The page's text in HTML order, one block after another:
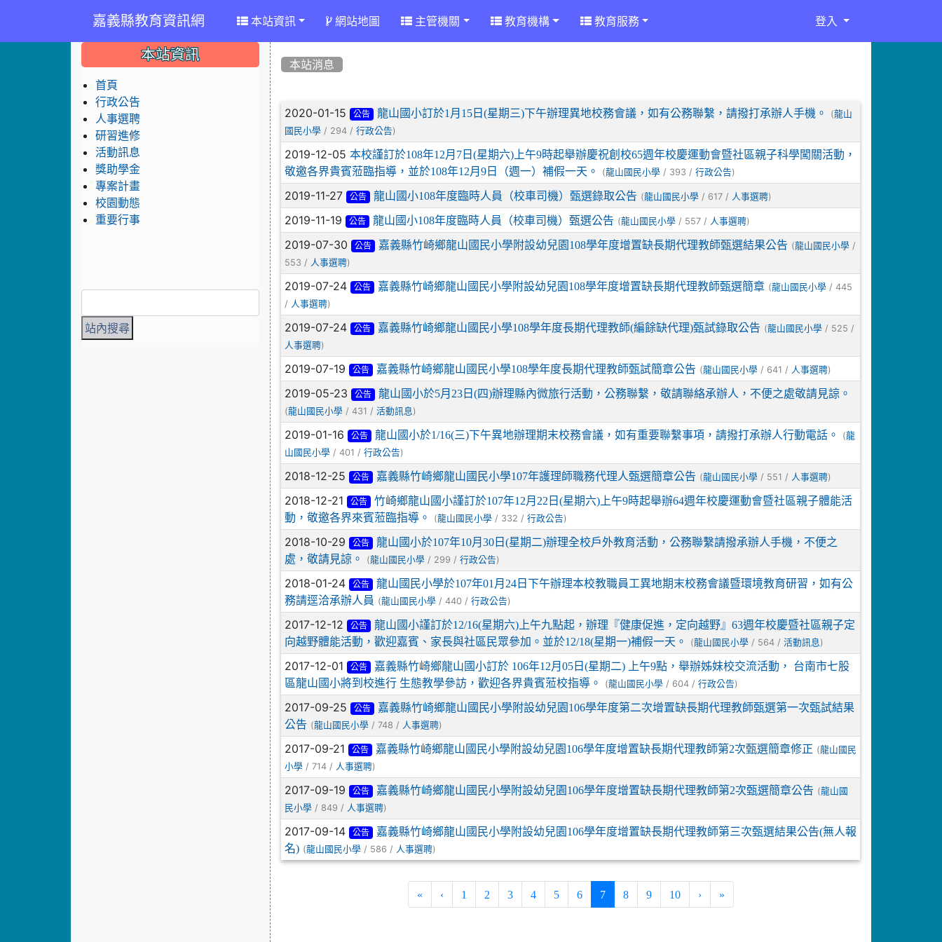
嘉義縣教育資訊網 本站資訊 網站地圖 主管機關 教育機構 教育服務 登入
本站消息
文章列表
2020-01-15 公告 龍山國小訂於1月15日(星期三)下午辦理異地校務會議，如有公務聯繫，請撥打承辦人手機。 (龍山
國民小學 / 294 /行政公告)
2019-12-05本校謹訂於108年12月7日(星期六)上午9時起舉辦慶祝創校65週年校慶運動會暨社區親子科學闖關活動，
敬邀各界貴賓蒞臨指導，並於108年12月9日（週一）補假一天。
(龍山國民小學 / 393 /行政公告)
2019-11-27 公告 龍山國小108年度臨時人員（校車司機）甄選錄取公告 (龍山國民小學 / 617 / 人事選聘)
2019-11-19 公告 龍山國小108年度臨時人員（校車司機）甄選公告 (龍山國民小學 / 557 / 人事選聘)
2019-07-30 公告 嘉義縣竹崎鄉龍山國民小學附設幼兒園108學年度增置缺長期代理教師甄選結果公告 (龍山國民小學 /
553 / 人事選聘)
2019-07-24 公告 嘉義縣竹崎鄉龍山國民小學附設幼兒園108學年度增置缺長期代理教師甄選簡章 (龍山國民小學 / 445
/ 人事選聘)
2019-07-24 公告 嘉義縣竹崎鄉龍山國民小學108學年度長期代理教師(編餘缺代理)甄試錄取公告 (龍山國民小學 / 525 /
人事選聘)
2019-07-19 公告 嘉義縣竹崎鄉龍山國民小學108學年度長期代理教師甄試簡章公告 (龍山國民小學 / 641 / 人事選聘)
2019-05-23 公告 龍山國小於5月23日(四)辦理縣內微旅行活動，公務聯繫，敬請聯絡承辦人，不便之處敬請見諒。
(龍山國民小學 / 431 /活動訊息 )
2019-01-16 公告 龍山國小於1/16(三)下午異地辦理期末校務會議，如有重要聯繫事項，請撥打承辦人行動電話。 (龍
山國民小學 / 401 /行政公告)
2018-12-25 公告 嘉義縣竹崎鄉龍山國民小學107年護理師職務代理人甄選簡章公告 (龍山國民小學 / 551 / 人事選聘)
2018-12-21 公告
竹崎鄉龍山國小謹訂於107年12月22日(星期六)上午9時起舉辦64週年校慶運動會暨社區親子體能活
動，敬邀各界來賓蒞臨指導。
(龍山國民小學 / 332 /行政公告)
2018-10-29 公告
龍山國小於107年10月30日(星期二)辦理全校戶外教育活動，公務聯繫請撥承辦人手機，不便之
處，敬請見諒。
(龍山國民小學 / 299 /行政公告)
2018-01-24 公告
龍山國民小學於107年01月24日下午辦理本校教職員工異地期末校務會議暨環境教育研習，如有公
務請逕洽承辦人員 (龍山國民小學 / 440 /行政公告)
2017-12-12 公告
龍山國小謹訂於12/16(星期六)上午九點起，辦理『健康促進，定向越野』63週年校慶暨社區親子定
向越野體能活動，歡迎嘉賓、家長與社區民眾參加。並於12/18(星期一)補假一天。
(龍山國民小學 / 564 /活動訊息 )
2017-12-01 公告
嘉義縣竹崎鄉龍山國小訂於 106年12月05日(星期二) 上午9點，舉辦姊妹校交流活動， 台南市七股
區龍山國小將到校進行 生態教學參訪，歡迎各界貴賓蒞校指導。
(龍山國民小學 / 604 /行政公告)
2017-09-25 公告
嘉義縣竹崎鄉龍山國民小學附設幼兒園106學年度第二次增置缺長期代理教師甄選第一次甄試結果
公告 (龍山國民小學 / 748 / 人事選聘)
2017-09-21 公告 嘉義縣竹崎鄉龍山國民小學附設幼兒園106學年度增置缺長期代理教師第2次甄選簡章修正 (龍山國民
小學 / 714 / 人事選聘)
2017-09-19 公告 嘉義縣竹崎鄉龍山國民小學附設幼兒園106學年度增置缺長期代理教師第2次甄選簡章公告 (龍山國
民小學 / 849 / 人事選聘)
2017-09-14 公告
嘉義縣竹崎鄉龍山國民小學附設幼兒園106學年度增置缺長期代理教師第三次甄選結果公告(無人報
名) (龍山國民小學 / 586 / 人事選聘)
« ‹ 1 2 3 4 5 6 7(current)
8 9 10 › »
::: 本站資訊
首頁
行政公告
人事選聘
研習進修
活動訊息
獎助學金
專案計畫
校園動態
重要行事